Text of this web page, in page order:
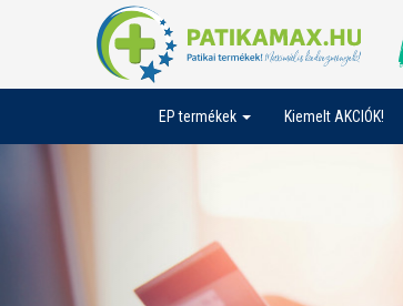
EP termékek Kiemelt AKCIÓK!